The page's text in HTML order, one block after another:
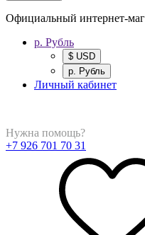
Официальный интернет-
р. Рубль
$ USD
р. Рубль
Личный кабинет
Нужна помощь?
+7 926 701 70 31